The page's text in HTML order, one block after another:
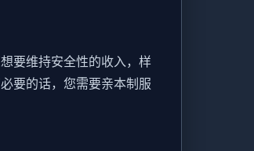
要维持安全性的收入，样
要的话，您需要亲本制服